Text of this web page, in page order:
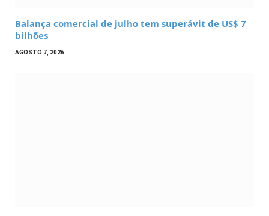
Balança comercial de julho tem superávit de US$ 7
bilhões
AGOSTO 7, 2026